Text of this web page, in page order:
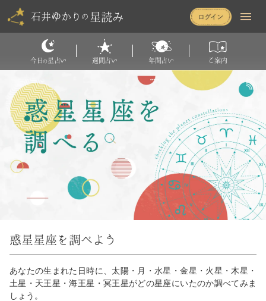
石井ゆかり の 星読み
今日の 星占い 週間占い 年間占い ご案内
惑星星座を調べよう
あなたの生まれた日時に、太陽・月・水星・金星・火星・木星・
土星・天王星・海王星・冥王星がどの星座にいたのか調べてみま
しょう。